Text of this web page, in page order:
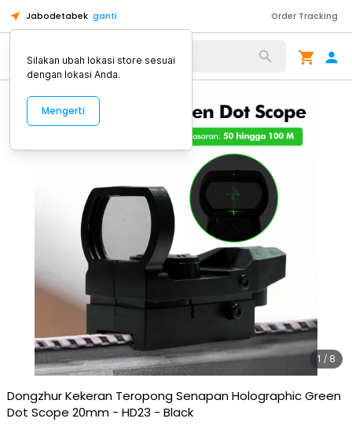
Jabodetabek ganti Order Tracking
Alat Kopi
1 / 8
Dongzhur Kekeran Teropong Senapan Holographic Green
Dot Scope 20mm - HD23 - Black
Silakan ubah lokasi store sesuai
dengan lokasi Anda.
Mengerti